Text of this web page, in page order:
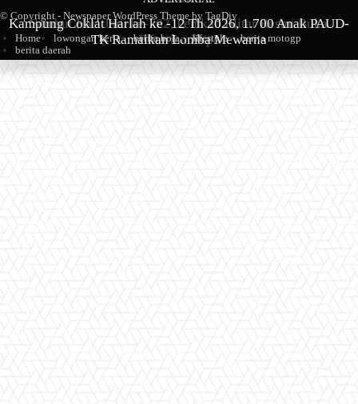
Produk Kopi Premium Asal Wonodadi Ramaikan Blitarian
Expo 2026
Sambut Hari Jadi ke-702, Pemkab Blitar Resmi Buka
Blitarian Expo
Kampung Coklat Harlah ke -12 Th 2026, 1.700 Anak PAUD-
TK Ramaikan Lomba Mewarna
© Copyright - Newspaper WordPress Theme by TagDiv
Home
lowongan kerja berita bola lifestyle
berita motogp
berita daerah